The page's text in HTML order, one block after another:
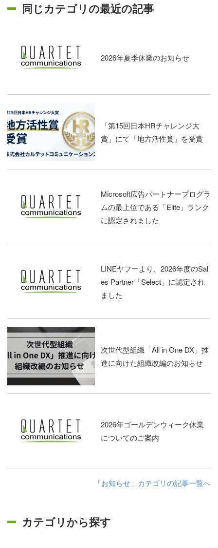
同じカテゴリの最近の記事
2026年夏季休業のお知らせ
「第15回日本HRチャレンジ大
賞」にて「地方活性賞」を受賞
Microsoft広告パートナープログラ
ムの最上位である「Elite」ランク
に認定されました
LINEヤフーより、2026年度のSal
es Partner「Select」に認定され
ました
次世代型組織「All in One DX」推
進に向けた組織改編のお知らせ
2026年ゴールデンウィーク休業
についてのご案内
「お知らせ」カテゴリの記事一覧へ
カテゴリから探す